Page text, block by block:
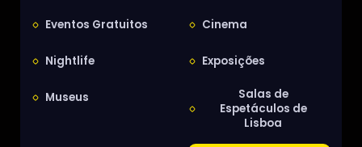
Eventos Gratuitos Cinema
Nightlife Exposições
Museus
Salas de
Espetáculos de
Lisboa